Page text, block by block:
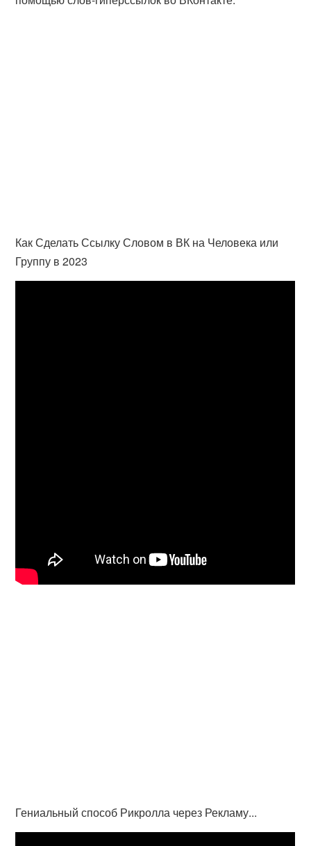
Как Сделать Ссылку Словом в ВК на Человека или
Группу в 2023
Гениальный способ Рикролла через Рекламу...